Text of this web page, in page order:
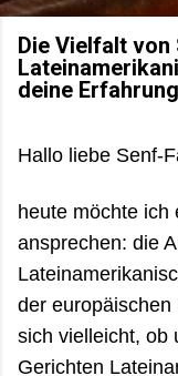
Die Vielfalt von
deine
Hallo liebe Senf-
heute möchte ich
ansprechen: die
der
sich vielleicht, ob
Gerichten